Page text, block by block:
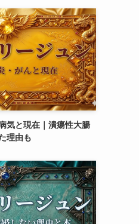
気と現在｜潰瘍性大腸
理由も